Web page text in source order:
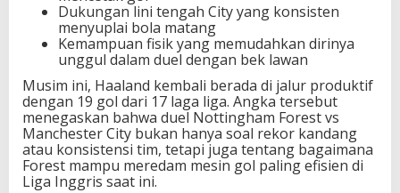
Dukungan lini tengah City yang konsisten
menyuplai bola matang
Kemampuan fisik yang memudahkan dirinya
unggul dalam duel dengan bek lawan
Musim ini, Haaland kembali berada di jalur produktif
dengan 19 gol dari 17 laga liga. Angka tersebut
menegaskan bahwa duel Nottingham Forest vs
Manchester City bukan hanya soal rekor kandang
atau konsistensi tim, tetapi juga tentang bagaimana
Forest mampu meredam mesin gol paling efisien di
Liga Inggris saat ini.